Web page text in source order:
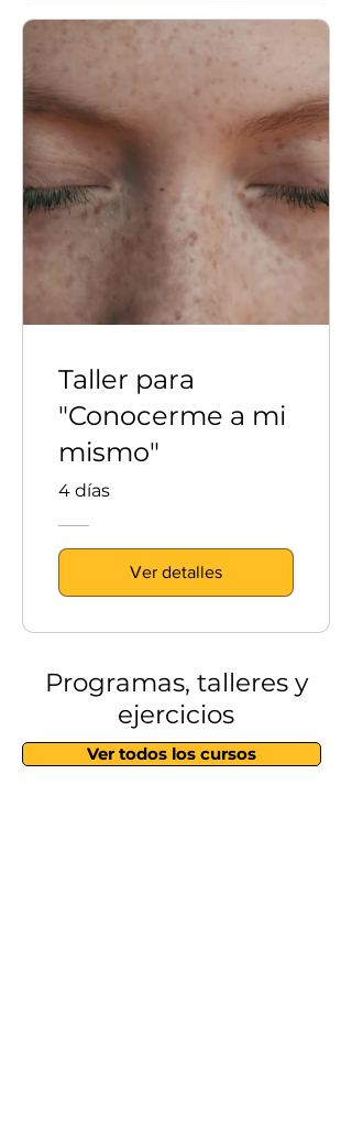
Taller para
"Conocerme a mi
mismo"
4 días
Ver detalles
Programas, talleres y
ejercicios
Ver todos los cursos